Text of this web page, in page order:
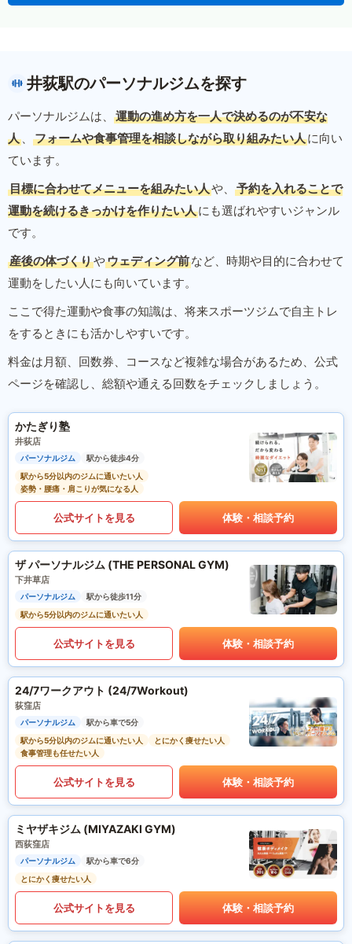
井荻駅のパーソナルジムを探す
パーソナルジムは、
運動の進め方を一人で決めるのが不安な
人 、 フォームや食事管理を相談しながら取り組みたい人に向い
ています。
目標に合わせてメニューを組みたい人や、
予約を入れることで
運動を続けるきっかけを作りたい人にも選ばれやすいジャンル
です。
産後の体づくりやウェディング前など、時期や目的に合わせて
運動をしたい人にも向いています。
ここで得た運動や食事の知識は、将来スポーツジムで自主トレ
をするときにも活かしやすいです。
料金は月額、回数券、コースなど複雑な場合があるため、公式
ページを確認し、総額や通える回数をチェックしましょう。
かたぎり塾
井荻店
パーソナルジム
駅から徒歩4分
駅から5分以内のジムに通いたい人
姿勢・腰痛・肩こりが気になる人
公式サイトを見る 体験・相談予約
ザ パーソナルジム (THE PERSONAL GYM)
下井草店
パーソナルジム
駅から徒歩11分
駅から5分以内のジムに通いたい人
公式サイトを見る 体験・相談予約
24/7ワークアウト (24/7Workout)
荻窪店
パーソナルジム
駅から車で5分
駅から5分以内のジムに通いたい人
とにかく痩せたい人
食事管理も任せたい人
公式サイトを見る 体験・相談予約
ミヤザキジム (MIYAZAKI GYM)
西荻窪店
パーソナルジム
駅から車で6分
とにかく痩せたい人
公式サイトを見る 体験・相談予約